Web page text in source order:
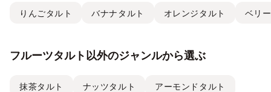
りんごタルト バナナタルト オレンジタルト ベリ
フルーツタルト以外のジャンルから選ぶ
抹茶タルト ナッツタルト アーモンドタルト